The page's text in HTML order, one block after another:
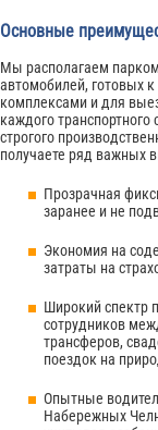
Основные
Мы располагаем
автомобилей, готовых
комплексами и для
каждого
строгого
получаете ряд важных
Прозрачная
заранее и не
Экономия на
затраты на
Широкий спектр
сотрудников
трансферов,
поездок на
Опытные
Набережных